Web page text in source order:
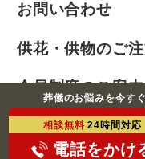
葬儀のお悩みを今す
相談無料 24時間対応
電話をかけ
お問い合わせ
供花・供物のご
会員制度のご案内
お急ぎの方